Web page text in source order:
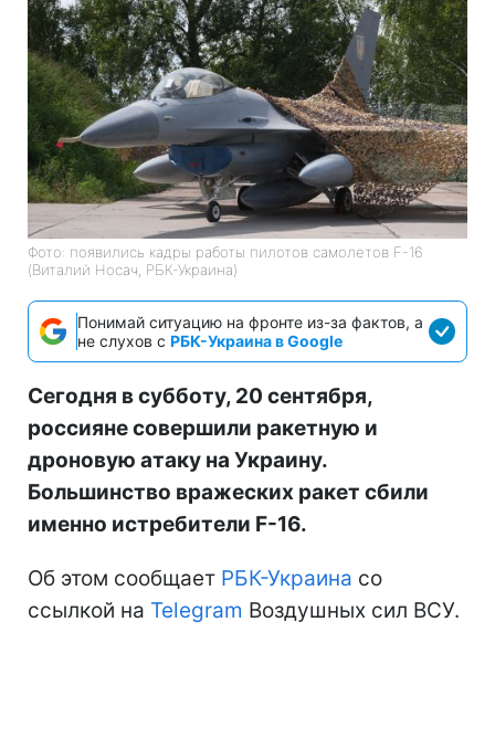
Фото: появились кадры работы пилотов самолетов F-16
(Виталий Носач, РБК-Украина)
Понимай ситуацию на фронте из-за фактов, а
не слухов с РБК-Украина в Google
Сегодня в субботу, 20 сентября,
россияне совершили ракетную и
дроновую атаку на Украину.
Большинство вражеских ракет сбили
именно истребители F-16.
Об этом сообщает РБК-Украина со
ссылкой на Telegram Воздушных сил ВСУ.